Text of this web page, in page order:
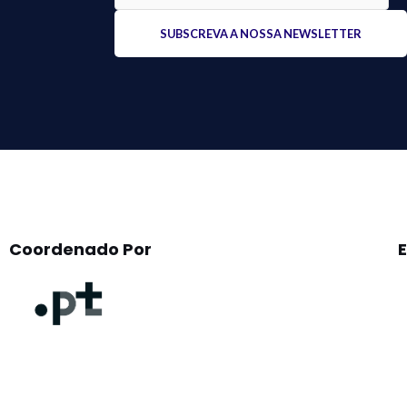
Coordenado Por